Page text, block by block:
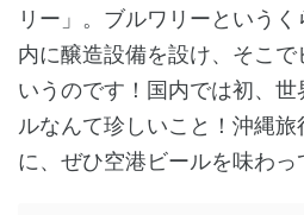
リー」。ブルワリーという
内に醸造設備を設け、そこで
いうのです！国内では初、
ルなんて珍しいこと！沖縄旅
に、ぜひ空港ビールを味わっ